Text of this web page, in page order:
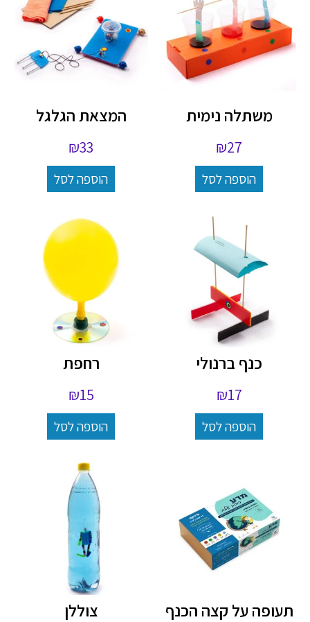
משתלה נימית
₪27
הוספה לסל
המצאת הגלגל
₪33
הוספה לסל
כנף ברנולי
₪17
הוספה לסל
רחפת
₪15
הוספה לסל
תעופה על קצה הכנף צוללן